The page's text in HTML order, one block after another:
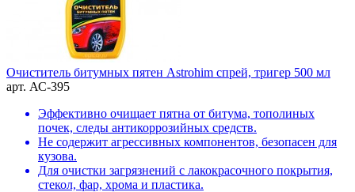
Очиститель битумных пятен Astrohim спрей, тригер 500 мл
арт. АС-395
Эффективно очищает пятна от битума, тополиных
почек, следы антикоррозийных средств.
Не содержит агрессивных компонентов, безопасен для
кузова.
Для очистки загрязнений с лакокрасочного покрытия,
стекол, фар, хрома и пластика.